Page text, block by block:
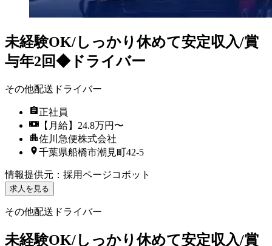
未経験OK/しっかり休めて安定収入/賞
与年2回◆ドライバー
その他配送ドライバー
正社員
【月給】24.8万円〜
佐川急便株式会社
千葉県船橋市潮見町42-5
情報提供元 ： 採用ページコボット
求人を見る
その他配送ドライバー
未経験OK/しっかり休めて安定収入/賞